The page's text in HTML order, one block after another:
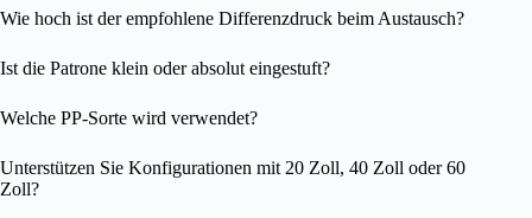
Wie hoch ist der empfohlene Differenzdruck beim Austausch?
Ist die Patrone klein oder absolut eingestuft?
Welche PP-Sorte wird verwendet?
Unterstützen Sie Konfigurationen mit 20 Zoll, 40 Zoll oder 60
Zoll?